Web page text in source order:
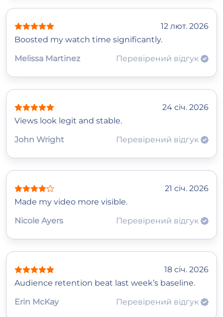
12 лют. 2026
Boosted my watch time significantly.
Melissa Martinez
Перевірений відгук
24 січ. 2026
Views look legit and stable.
John Wright
Перевірений відгук
21 січ. 2026
Made my video more visible.
Nicole Ayers
Перевірений відгук
18 січ. 2026
Audience retention beat last week’s baseline.
Erin McKay
Перевірений відгук